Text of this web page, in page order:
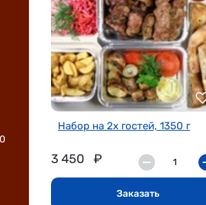
Набор на 2х гостей, 1350 г
3 450 ₽
Заказать